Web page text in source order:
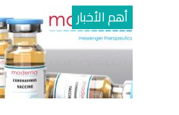
أهم الأخبار